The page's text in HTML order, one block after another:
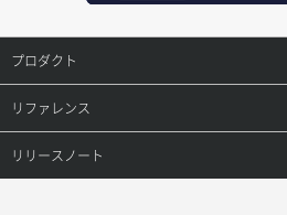
ポートデタッチ
ボリュームアタッチ
ボリュームデタッチ
レコード更新
レコード詳細取得
プロダクト
プロダクトトップ
ConoHa VPS(Ver.3.0)
リファレンス
リファレンストップ
リリースノート